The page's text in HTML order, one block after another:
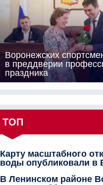
Воронежских
в преддверии
праздника
ТОП
Карту масштабного
воды опубликовали в
В Ленинском районе